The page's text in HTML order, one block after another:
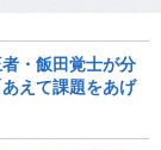
・飯田覚士が分
えて課題をあげ